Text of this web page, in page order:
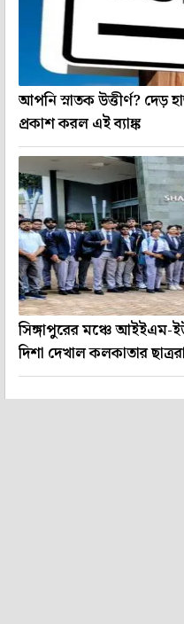
আপনি স্নাতক উত্তীর্ণ? দেড়
প্রকাশ করল এই ব্যাঙ্ক
সিঙ্গাপুরের মঞ্চে আইইএম-
দিশা দেখাল কলকাতার ছাত্ররা